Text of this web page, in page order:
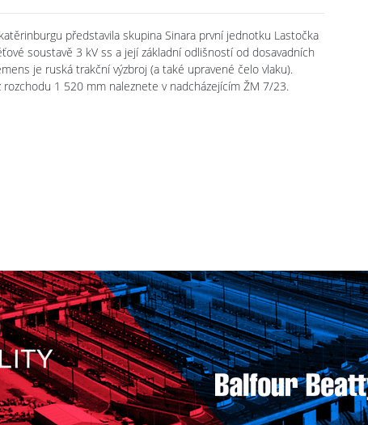
představila skupina Sinara první jednotku Lastočka
soustavě 3 kV ss a její základní odlišností od dosavadních
je ruská trakční výzbroj (a také upravené čelo vlaku).
1 520 mm naleznete v nadcházejícím ŽM 7/23.